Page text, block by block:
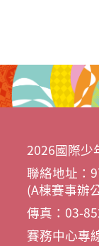
2026國際少
聯絡地址：
(A棟賽事辦
傳真：03-
賽務中心專